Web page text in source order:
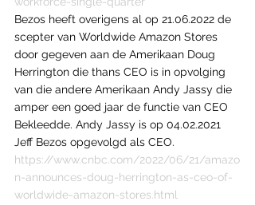
Bezos heeft overigens al op 21.06.2022 de
scepter van Worldwide Amazon Stores
door gegeven aan de Amerikaan Doug
Herrington die thans CEO is in opvolging
van die andere Amerikaan Andy Jassy die
amper een goed jaar de functie van CEO
Bekleedde. Andy Jassy is op 04.02.2021
Jeff Bezos opgevolgd als CEO.
https://www.cnbc.com/2022/06/21/amazo
n-announces-doug-herrington-as-ceo-of-
worldwide-amazon-stores.html